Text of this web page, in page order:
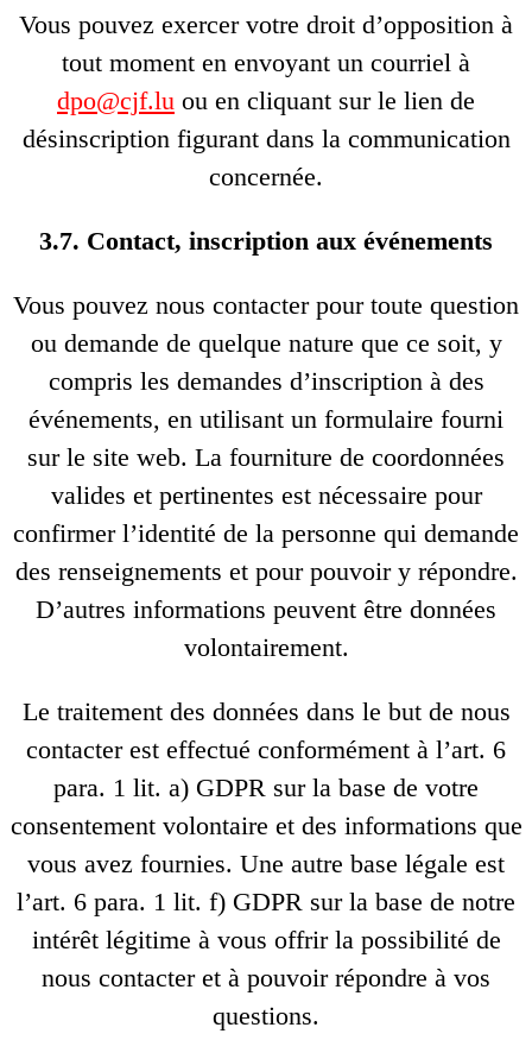
Vous pouvez exercer votre droit d’opposition à
tout moment en envoyant un courriel à
dpo@cjf.lu ou en cliquant sur le lien de
désinscription figurant dans la communication
concernée.
3.7. Contact, inscription aux événements
Vous pouvez nous contacter pour toute question
ou demande de quelque nature que ce soit, y
compris les demandes d’inscription à des
événements, en utilisant un formulaire fourni
sur le site web. La fourniture de coordonnées
valides et pertinentes est nécessaire pour
confirmer l’identité de la personne qui demande
des renseignements et pour pouvoir y répondre.
D’autres informations peuvent être données
volontairement.
Le traitement des données dans le but de nous
contacter est effectué conformément à l’art. 6
para. 1 lit. a) GDPR sur la base de votre
consentement volontaire et des informations que
vous avez fournies. Une autre base légale est
l’art. 6 para. 1 lit. f) GDPR sur la base de notre
intérêt légitime à vous offrir la possibilité de
nous contacter et à pouvoir répondre à vos
questions.